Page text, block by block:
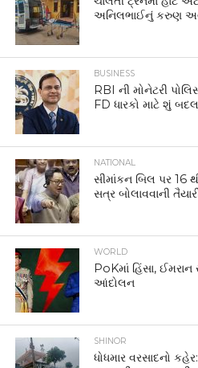
અનિલભાઈનું કરુણ
BUSINESS
RBI ની મોનેટરી
FD ધારકો માટે શું
NATIONAL
સીમાંકન બિલ પર 16
સત્ર બોલાવવાની
WORLD
PoKમાં હિંસા, ઈમરાન
આંદોલન
SHINOR
ધોધમાર વરસાદનો